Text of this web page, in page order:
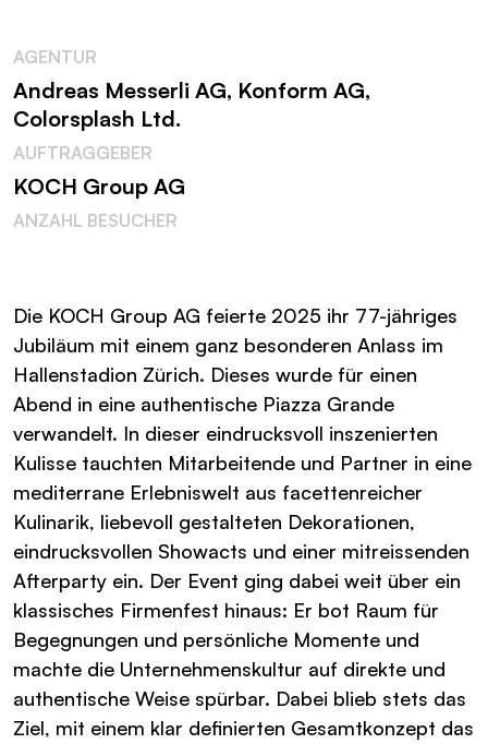
AGENTUR
Andreas Messerli AG, Konform AG,
Colorsplash Ltd.
AUFTRAGGEBER
KOCH Group AG
ANZAHL BESUCHER
Die KOCH Group AG feierte 2025 ihr 77-jähriges
Jubiläum mit einem ganz besonderen Anlass im
Hallenstadion Zürich. Dieses wurde für einen
Abend in eine authentische Piazza Grande
verwandelt. In dieser eindrucksvoll inszenierten
Kulisse tauchten Mitarbeitende und Partner in eine
mediterrane Erlebniswelt aus facettenreicher
Kulinarik, liebevoll gestalteten Dekorationen,
eindrucksvollen Showacts und einer mitreissenden
Afterparty ein. Der Event ging dabei weit über ein
klassisches Firmenfest hinaus: Er bot Raum für
Begegnungen und persönliche Momente und
machte die Unternehmenskultur auf direkte und
authentische Weise spürbar. Dabei blieb stets das
Ziel, mit einem klar definierten Gesamtkonzept das